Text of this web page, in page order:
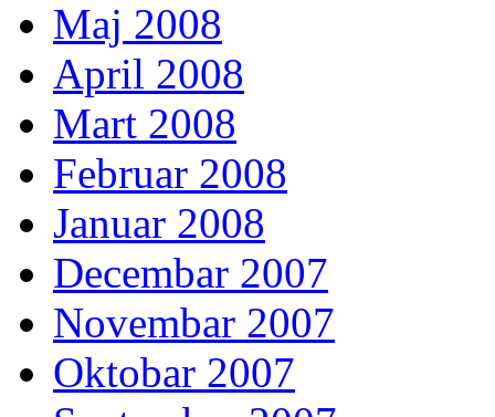
Maj 2008
April 2008
Mart 2008
Februar 2008
Januar 2008
Decembar 2007
Novembar 2007
Oktobar 2007